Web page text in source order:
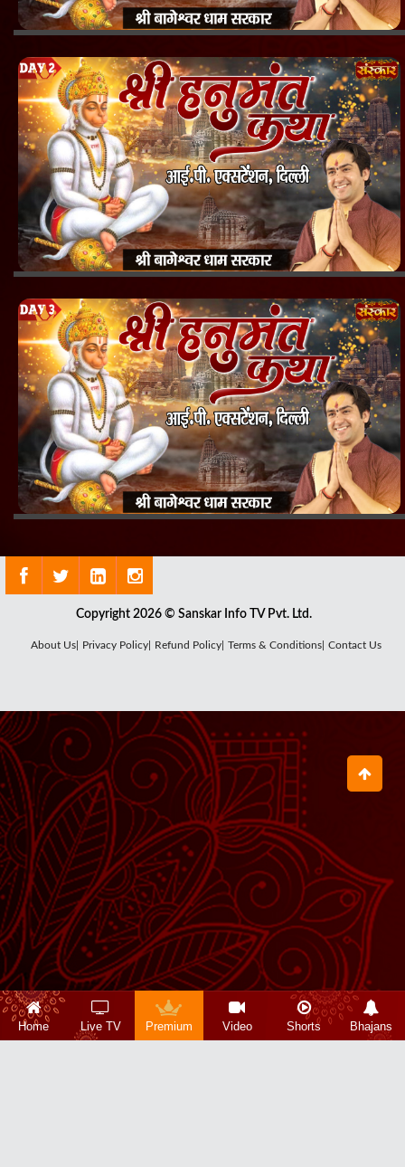
Copyright 2026 © Sanskar Info TV Pvt. Ltd.
About Us| Privacy Policy| Refund Policy| Terms & Conditions| Contact Us
Home Live TV Premium Video Shorts Bhajans